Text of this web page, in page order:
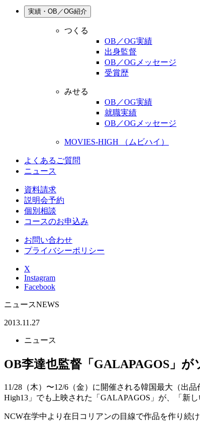
実績・OB／OG紹介
つくる
OB／OG実績
出身監督
OB／OGメッセージ
受賞歴
みせる
OB／OG実績
就職実績
OB／OGメッセージ
MOVIES-HIGH （ムビハイ）
よくあるご質問
ニュース
資料請求
説明会予約
個別相談
コースのお申込み
お問い合わせ
プライバシーポリシー
X
Instagram
Facebook
ニュースNEWS
2013.11.27
ニュース
OB李達也監督「GALAPAGOS」が
11/28（木）〜12/6（金）に開催される韓国最大（出
High13」でも上映された「GALAPAGOS」が、「新
NCW在学中より在日コリアンの目線で作品を作り続